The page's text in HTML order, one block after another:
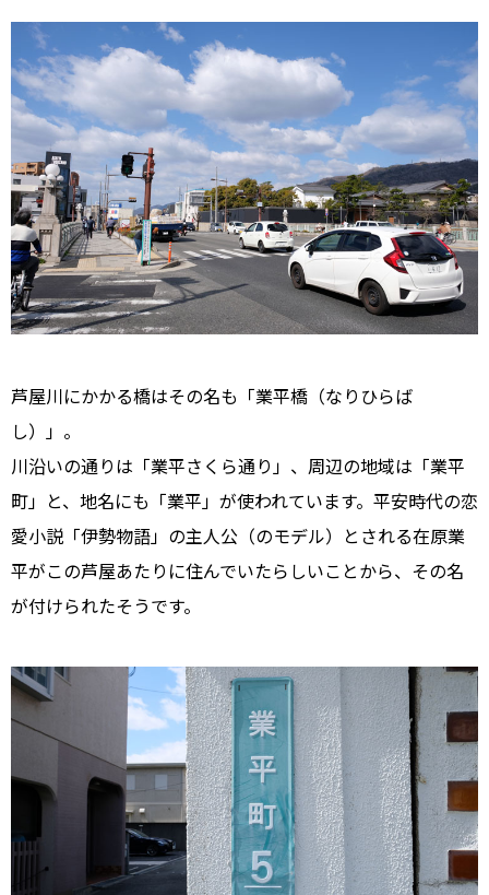
芦屋川にかかる橋はその名も「業平橋（なりひらば
し）」。
川沿いの通りは「業平さくら通り」、周辺の地域は「業平
町」と、地名にも「業平」が使われています。平安時代の恋
愛小説「伊勢物語」の主人公（のモデル）とされる在原業
平がこの芦屋あたりに住んでいたらしいことから、その名
が付けられたそうです。